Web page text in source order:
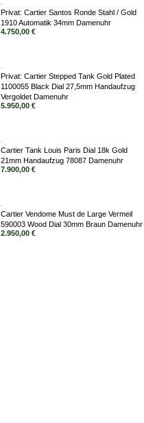
Privat: Cartier Santos Ronde Stahl / Gold
1910 Automatik 34mm Damenuhr
4.750,00 €
Privat: Cartier Stepped Tank Gold Plated
1100055 Black Dial 27,5mm Handaufzug
Vergoldet Damenuhr
5.950,00 €
Cartier Tank Louis Paris Dial 18k Gold
21mm Handaufzug 78087 Damenuhr
7.900,00 €
Cartier Vendome Must de Large Vermeil
590003 Wood Dial 30mm Braun Damenuhr
2.950,00 €